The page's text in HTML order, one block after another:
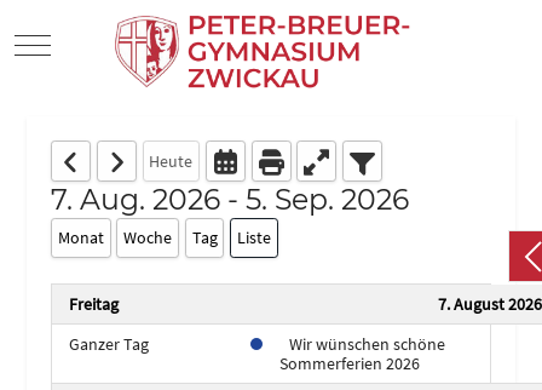
Mobile Menu Toggle
Heute
7. Aug. 2026 - 5. Sep. 2026
Monat Woche Tag Liste
Freitag
7. August 2026
Ganzer Tag
Wir wünschen schöne
Sommerferien 2026